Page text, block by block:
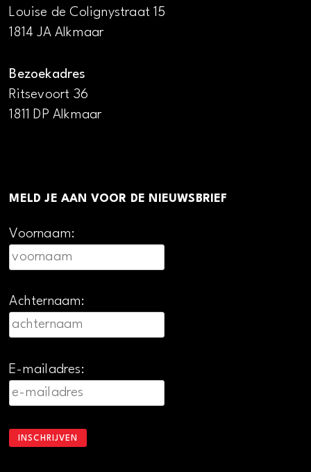
Louise de Colignystraat 15
1814 JA Alkmaar
Bezoekadres
Ritsevoort 36
1811 DP Alkmaar
MELD JE AAN VOOR DE NIEUWSBRIEF
Voornaam:
Achternaam:
E-mailadres: